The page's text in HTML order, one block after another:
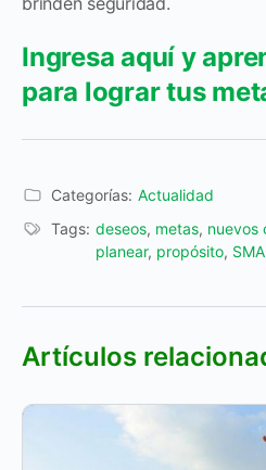
Ingresa aquí y
para lograr tus
Categorías: Actualidad
Tags: deseos, metas, nuevos
planear, propósito,
Artículos